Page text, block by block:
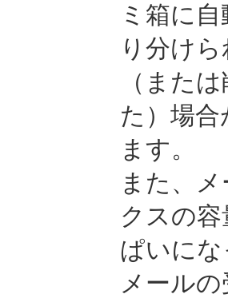
ミ箱に
り分け
（また
た）場
ます。
また、
クスの
ぱいに
メール